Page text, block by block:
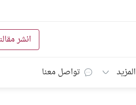
انشر
المزيد تواصل معنا